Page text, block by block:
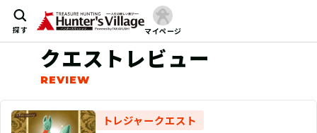
探す マイページ
クエストレビュー
トレジャークエスト